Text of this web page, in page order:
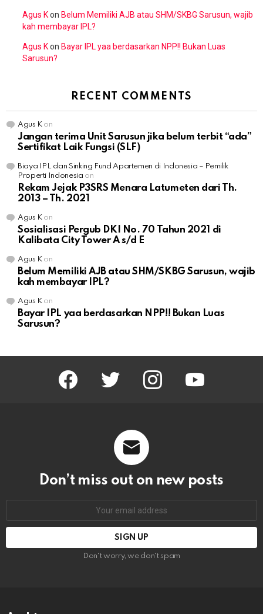
Agus Kon Belum Memiliki AJB atau SHM/SKBG Sarusun, wajib
kah membayar IPL?
Agus Kon Bayar IPL yaa berdasarkan NPP!! Bukan Luas
Sarusun?
RECENT COMMENTS
Agus Kon
Jangan terima Unit Sarusun jika belum terbit “ada”
Sertifikat Laik Fungsi (SLF)
Biaya IPL dan Sinking Fund Apartemen di Indonesia – Pemilik
Properti Indonesia on
Rekam Jejak P3SRS Menara Latumeten dari Th.
2013 – Th. 2021
Agus Kon
Sosialisasi Pergub DKI No. 70 Tahun 2021 di
Kalibata City Tower A s/d E
Agus Kon
Belum Memiliki AJB atau SHM/SKBG Sarusun, wajib
kah membayar IPL?
Agus Kon
Bayar IPL yaa berdasarkan NPP!! Bukan Luas
Sarusun?
facebook twitter instagram youtube
Don’t miss out on new posts
Don't worry, we don't spam